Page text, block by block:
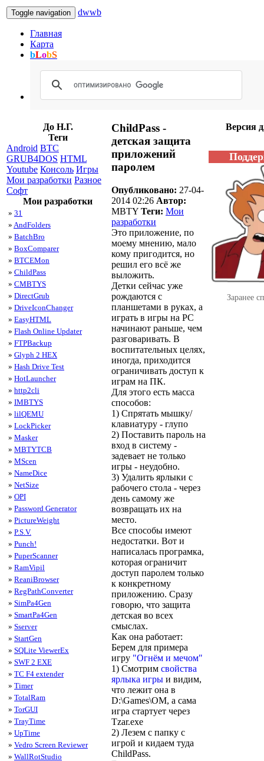
Toggle navigation dwwb
Главная
Карта
bLobS
До Н.Г.
Теги
Android BTC
GRUB4DOS HTML
Youtube Консоль Игры
Мои разработки Разное
Софт
Мои разработки
» 31
» AndFolders
» BatchBro
» BoxComparer
» BTCEMon
» ChildPass
» CMBTYS
» DirectGrub
» DriveIconChanger
» EasyHTML
» Flash Online Updater
» FTPBackup
» Glyph 2 HEX
» Hash Drive Test
» HotLauncher
» http2cli
» IMBTYS
» lilQEMU
» LockPicker
» Masker
» MBTYTCB
» MScen
» NameDice
» NetSize
» OPI
» Password Generator
» PictureWeight
» P.S.V.
» Punch!
» PuperScanner
» RamVipil
» ReaniBrowser
» RegPathConverter
» SimPa4Gen
» SmartPa4Gen
» Sserver
» StartGen
» SQLite ViewerEx
» SWF 2 EXE
» TC F4 extender
» Timer
» TotalRam
» TorGUI
» TrayTime
» UpTime
» Vedro Screen Reviewer
» WallRotStudio
ChildPass -
детская защита
приложений
паролем
Опубликовано: 27-04-
2014 02:26 Автор:
MBTY Теги: Мои
разработки
Это приложение, по
моему мнению, мало
кому пригодится, но
решил его всё же
выложить.
Детки сейчас уже
рождаются с
планшетами в руках, а
играть в игры на PC
начинают раньше, чем
разговаривать. В
воспитательных целях,
иногда, приходится
ограничивать доступ к
играм на ПК.
Для этого есть масса
способов:
1) Спрятать мышку/
клавиатуру - глупо
2) Поставить пароль на
вход в систему -
задевает не только
игры - неудобно.
3) Удалить ярлыки с
рабочего стола - через
день самому же
возвращать их на
место.
Все способы имеют
недостатки. Вот и
написалась програмка,
которая ограничит
доступ паролем только
к конкретному
приложению. Сразу
говорю, что защита
детская во всех
смыслах.
Как она работает:
Берем для примера
игру "Огнём и мечом"
1) Смотрим свойства
ярлыка игры и видим,
что лежит она в
D:\Games\OM, а сама
игра стартует через
Tzar.exe
2) Лезем с папку с
игрой и кидаем туда
ChildPass.
Версия
Заранее